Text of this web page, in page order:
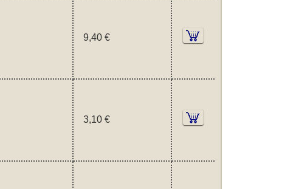
9,40 €
3,10 €